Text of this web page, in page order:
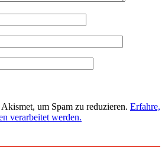
um Spam zu reduzieren. Erfahre,
verarbeitet werden.